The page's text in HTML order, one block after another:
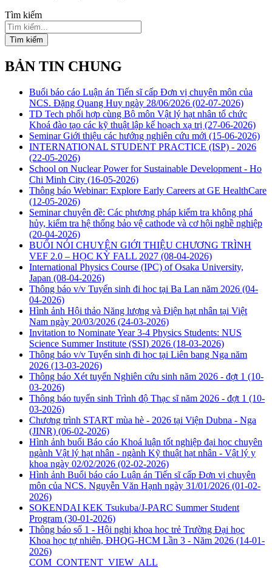
Tìm kiếm
Tìm kiếm
BẢN TIN CHUNG
Buổi báo cáo Luận án Tiến sĩ cấp Đơn vị chuyên môn của
NCS. Đặng Quang Huy ngày 28/06/2026 (02-07-2026)
TD Tech phối hợp cùng Bộ môn Vật lý hạt nhân tổ chức
Khoá đào tạo các kỹ thuật lập kế hoạch xạ trị (27-06-2026)
Seminar Giới thiệu các hướng nghiên cứu mới (15-06-2026)
INTERNATIONAL STUDENT PRACTICE (ISP) - 2026
(22-05-2026)
School on Nuclear Power for Sustainable Development - Ho
Chi Minh City (16-05-2026)
Thông báo Webinar: Explore Early Careers at GE HealthCare
(12-05-2026)
Seminar chuyên đề: Các phương pháp kiểm tra không phá
hủy, kiểm tra hệ thống bảo vệ cathode và cơ hội nghề nghiệp
(20-04-2026)
BUỔI NÓI CHUYỆN GIỚI THIỆU CHƯƠNG TRÌNH
VEF 2.0 – HỌC KỲ FALL 2027 (08-04-2026)
International Physics Course (IPC) of Osaka University,
Japan (08-04-2026)
Thông báo v/v Tuyển sinh đi học tại Ba Lan năm 2026 (04-
04-2026)
Hình ảnh Hội thảo Năng lượng và Điện hạt nhân tại Việt
Nam ngày 20/03/2026 (24-03-2026)
Invitation to Nominate Year 3-4 Physics Students: NUS
Science Summer Institute (SSI) 2026 (18-03-2026)
Thông báo v/v Tuyển sinh đi học tại Liên bang Nga năm
2026 (13-03-2026)
Thông báo Xét tuyển Nghiên cứu sinh năm 2026 - đợt 1 (10-
03-2026)
Thông báo tuyển sinh Trình độ Thạc sĩ năm 2026 - đợt 1 (10-
03-2026)
Chương trình START mùa hè - 2026 tại Viện Dubna - Nga
(JINR) (06-02-2026)
Hình ảnh buổi Báo cáo Khoá luận tốt nghiệp đại học chuyên
ngành Vật lý hạt nhân - ngành Kỹ thuật hạt nhân - Vật lý y
khoa ngày 02/02/2026 (02-02-2026)
Hình ảnh Buổi báo cáo Luận án Tiến sĩ cấp Đơn vị chuyên
môn của NCS. Nguyễn Văn Hạnh ngày 31/01/2026 (01-02-
2026)
SOKENDAI KEK Tsukuba/J-PARC Summer Student
Program (30-01-2026)
Thông báo số 1 - Hội nghị khoa học trẻ Trường Đại học
Khoa học tự nhiên, ĐHQG-HCM Lần 3 - Năm 2026 (14-01-
2026)
COM_CONTENT_VIEW_ALL